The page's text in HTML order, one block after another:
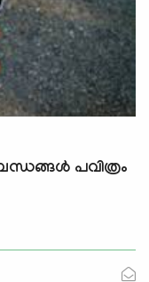
പവിത്രം